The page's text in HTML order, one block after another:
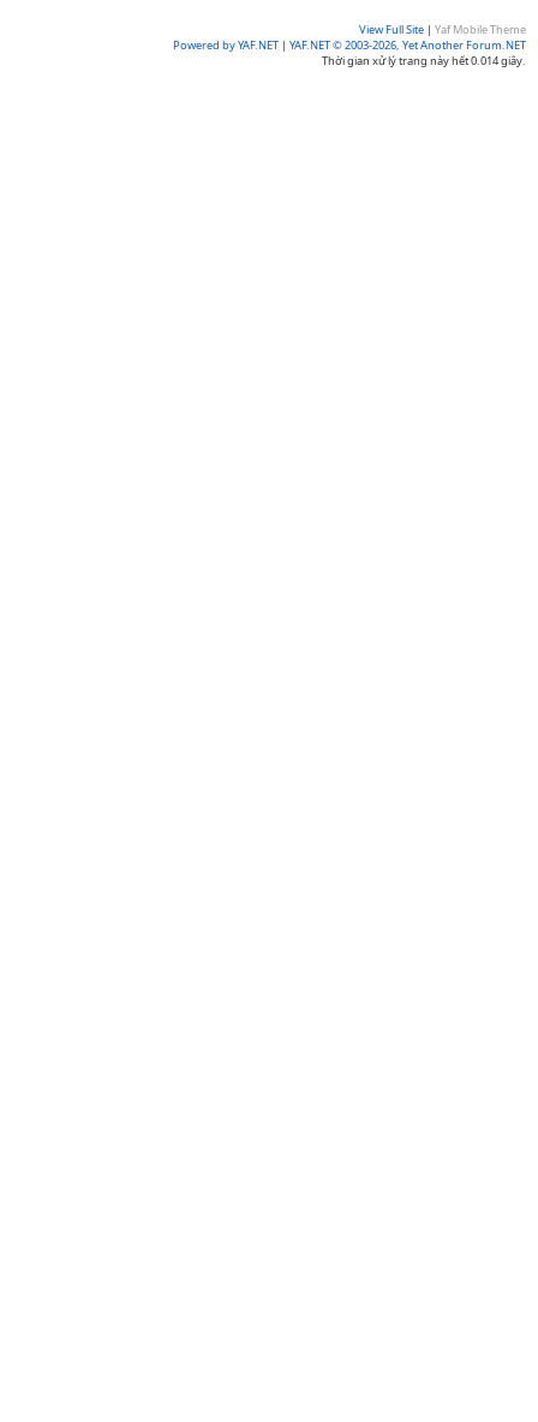
View Full Site | Yaf Mobile Theme
Powered by YAF.NET | YAF.NET © 2003-2026, Yet Another Forum.NET
Thời gian xử lý trang này hết 0.014 giây.